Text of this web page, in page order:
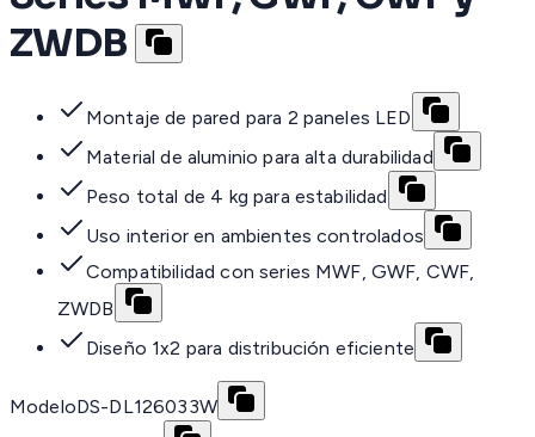
ZWDB
Montaje de pared para 2 paneles LED
Material de aluminio para alta durabilidad
Peso total de 4 kg para estabilidad
Uso interior en ambientes controlados
Compatibilidad con series MWF, GWF, CWF,
ZWDB
Diseño 1x2 para distribución eficiente
ModeloDS-DL126033W